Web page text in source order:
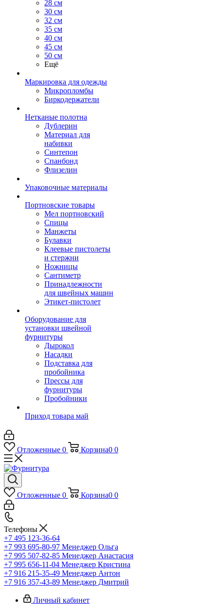
28 см
30 см
32 см
35 см
40 см
45 см
50 см
Ещё
Маркировка для одежды
Микропломбы
Биркодержатели
Нетканые полотна
Дублерин
Материал для
набивки
Синтепон
Спанбонд
Флизелин
Упаковочные материалы
Портновские товары
Мел портновский
Спицы
Манжеты
Булавки
Клеевые пистолеты
и стержни
Ножницы
Сантиметр
Принадлежности
для швейных машин
Этикет-пистолет
Оборудование для
установки швейной
фурнитуры
Дырокол
Насадки
Подставка для
пробойника
Прессы для
фурнитуры
Пробойники
Приход товара май
Отложенные 0 Корзина0 0
Отложенные 0 Корзина0 0
Телефоны
+7 495 123-36-64
+7 993 695-80-97 Менеджер Ольга
+7 995 507-82-85 Менеджер Анастасия
+7 995 656-11-04 Менеджер Кристина
+7 916 215-35-49 Менеджер Антон
+7 916 357-43-89 Менеджер Дмитрий
Личный кабинет